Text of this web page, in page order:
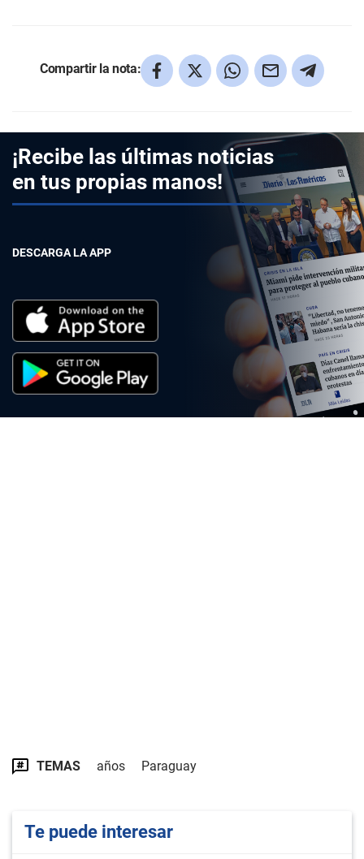
Compartir la nota:
¡Recibe las últimas noticias
en tus propias manos!
DESCARGA LA APP
TEMAS años Paraguay
Te puede interesar